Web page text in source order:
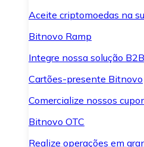
Aceite criptomoedas na
Bitnovo Ramp
Integre nossa solução
Cartões-presente Bitnovo
Comercialize nossos
Bitnovo OTC
Realize operações em